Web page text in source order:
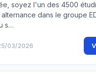
soyez l'un des 4500
dans le groupe
s…
03/2026